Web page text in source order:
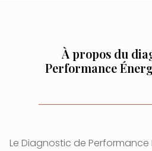
À propos du
Performance
Le Diagnostic de Performance